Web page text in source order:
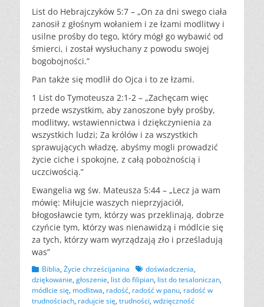
List do Hebrajczyków 5:7 – „On za dni swego ciała
zanosił z głośnym wołaniem i ze łzami modlitwy i
usilne prośby do tego, który mógł go wybawić od
śmierci, i został wysłuchany z powodu swojej
bogobojności.”
Pan także się modlił do Ojca i to ze łzami.
1 List do Tymoteusza 2:1-2 – „Zachęcam więc
przede wszystkim, aby zanoszone były prośby,
modlitwy, wstawiennictwa i dziękczynienia za
wszystkich ludzi; Za królów i za wszystkich
sprawujących władzę, abyśmy mogli prowadzić
życie ciche i spokojne, z całą pobożnością i
uczciwością.”
Ewangelia wg św. Mateusza 5:44 – „Lecz ja wam
mówię: Miłujcie waszych nieprzyjaciół,
błogosławcie tym, którzy was przeklinają, dobrze
czyńcie tym, którzy was nienawidzą i módlcie się
za tych, którzy wam wyrządzają zło i prześladują
was”
Kategorii
Biblia, Życie chrześcijanina Tagówdoświadczenia,
dziękowanie, głoszenie, list do filipian, list do tesaloniczan,
módlcie się, modlitwa, radość, radość w panu, radość w
trudnościach, radujcie się, trudności, wdzięczność